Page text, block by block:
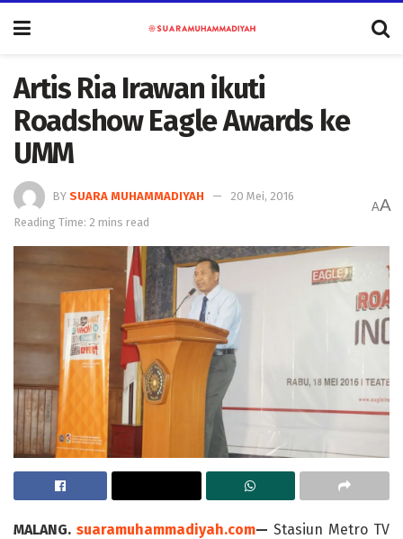
Artis Ria Irawan ikuti
Roadshow Eagle Awards ke
UMM
BY SUARA MUHAMMADIYAH
20 Mei, 2016
Reading Time: 2 mins read
AA
MALANG. suaramuhammadiyah.com— Stasiun Metro TV